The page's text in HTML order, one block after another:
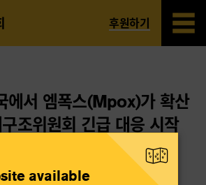
후원하기
에서 엠폭스(Mpox)가 확산
조위원회 긴급 대응 시작
available